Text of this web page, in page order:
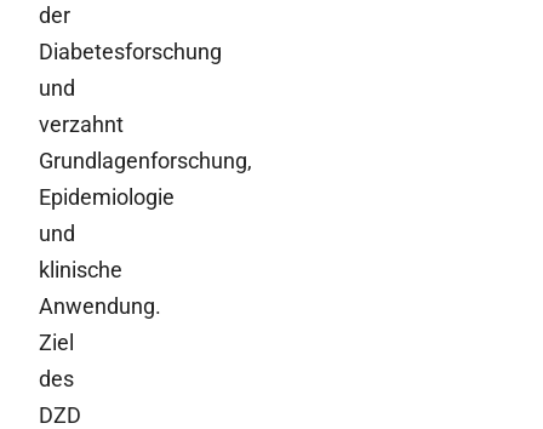
der
Diabetesforschung
und
verzahnt
Grundlagenforschung,
Epidemiologie
und
klinische
Anwendung.
Ziel
des
DZD